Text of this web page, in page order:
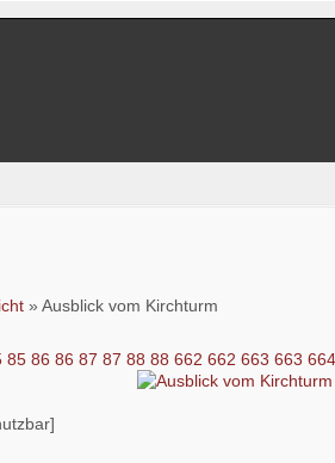
» Ausblick vom Kirchturm
85 86 86 87 87 88 88 662 662 663 663 664